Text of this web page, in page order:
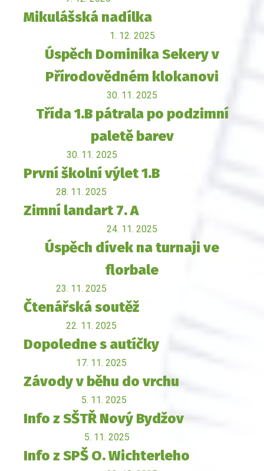
Mikulášská nadílka
1. 12. 2025
Úspěch Dominika Sekery v
Přírodovědném klokanovi
30. 11. 2025
Třída 1.B pátrala po podzimní
paletě barev
30. 11. 2025
První školní výlet 1.B
28. 11. 2025
Zimní landart 7. A
24. 11. 2025
Úspěch dívek na turnaji ve
florbale
23. 11. 2025
Čtenářská soutěž
22. 11. 2025
Dopoledne s autíčky
17. 11. 2025
Závody v běhu do vrchu
5. 11. 2025
Info z SŠTŘ Nový Bydžov
5. 11. 2025
Info z SPŠ O. Wichterleho